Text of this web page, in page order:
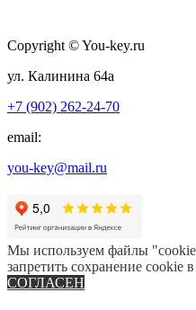
Сopyright © You-key.ru
ул. Калинина 64а
+7 (902) 262-24-70
email:
you-key@mail.ru
Мы используем файлы
запретить сохранение cookie
СОГЛАСЕН